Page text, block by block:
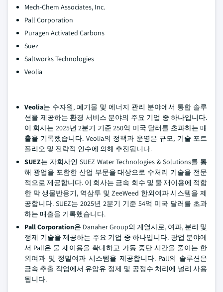
Mech-Chem Associates, Inc.
Pall Corporation
Puragen Activated Carbons
Suez
Saltworks Technologies
Veolia
Veolia는 수자원, 폐기물 및 에너지 관리 분야에서 통합 솔루
션을 제공하는 환경 서비스 분야의 주요 기업 중 하나입니다.
이 회사는 2025년 2분기 기준 250억 미국 달러를 초과하는 매
출을 기록했습니다. Veolia의 정책과 운영은 규모, 기술 포트
폴리오 및 전략적 인수에 의해 추진됩니다.
SUEZ는 자회사인 SUEZ Water Technologies & Solutions를 통
해 광업을 포함한 산업 부문을 대상으로 수처리 기술을 전문
적으로 제공합니다. 이 회사는 금속 회수 및 물 재이용에 적합
한 막 생물반응기, 역삼투 및 ZeeWeed 한외여과 시스템을 제
공합니다. SUEZ는 2025년 2분기 기준 54억 미국 달러를 초과
하는 매출을 기록했습니다.
Pall Corporation은 Danaher Group의 계열사로, 여과, 분리 및
정제 기술을 제공하는 주요 기업 중 하나입니다. 광업 분야에
서 Pall은 물 재이용을 확대하고 가동 중단 시간을 줄이는 한
외여과 및 정밀여과 시스템을 제공합니다. Pall의 솔루션은
금속 추출 작업에서 유압유 정제 및 공정수 처리에 널리 사용
됩니다.